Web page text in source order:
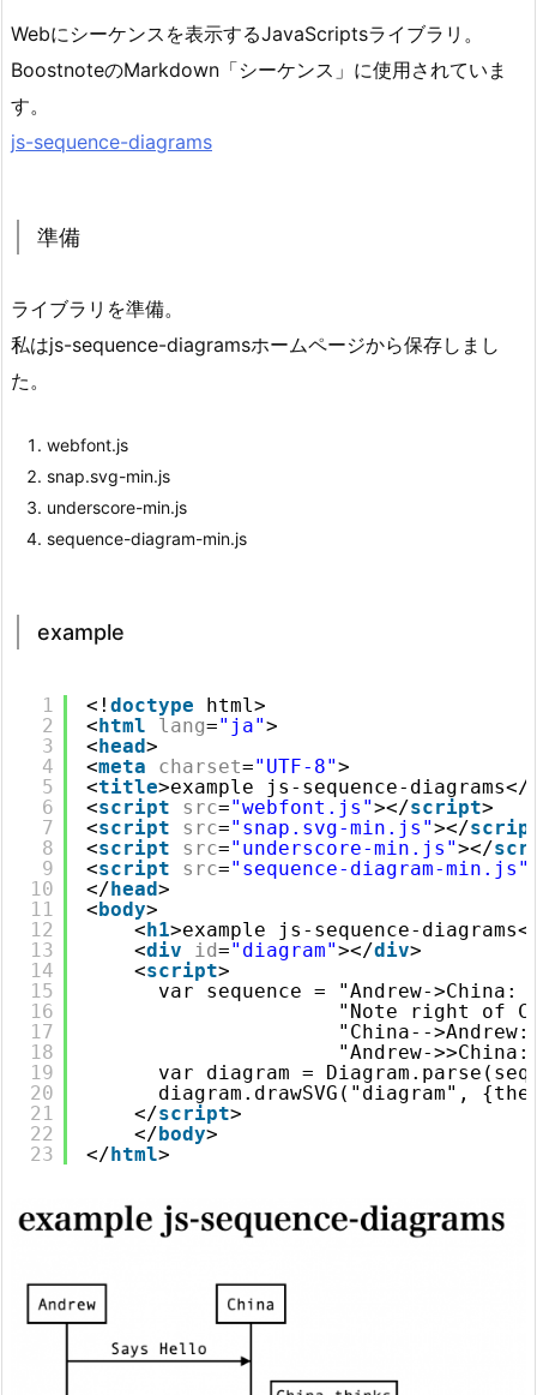
Webにシーケンスを表示するJavaScriptsライブラリ。
BoostnoteのMarkdown「シーケンス」に使用されていま
す。
js-sequence-diagrams
準備
ライブラリを準備。
私はjs-sequence-diagramsホームページから保存しまし
た。
webfont.js
snap.svg-min.js
underscore-min.js
sequence-diagram-min.js
example
1
2
3
4
5
6
7
8
9
10
11
12
13
14
15
16
17
18
19
20
21
22
23
<! doctype
html>
<html lang="ja">
<head>
<meta charset="UTF-8">
<title>example js-sequence-diagrams</
<script src="webfont.js"></script>
<script src="snap.svg-min.js"></
<script src="underscore-min.js"></
<script src="sequence-diagram-min.js"
</head>
<body>
<h1>example js-sequence-
<div id="diagram"></div>
<script>
var sequence = "Andrew-
"Note right of
"China--
"Andrew-
var diagram =
diagram.drawSVG("diagram",
</script>
</body>
</html>